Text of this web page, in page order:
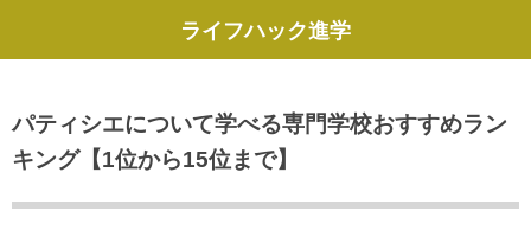
ライフハック進学
パティシエについて学べる専門学校おすすめラン
キング【1位から15位まで】